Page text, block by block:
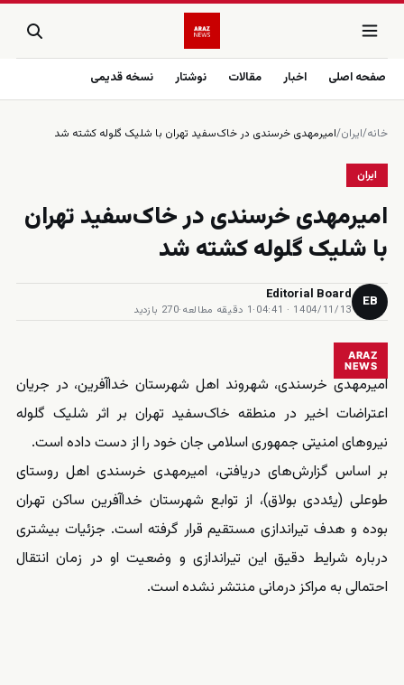
صفحه اصلی اخبار مقالات نوشتار نسخه قدیمی
خانه/ایران/امیرمهدی خرسندی در خاک‌سفید تهران با شلیک گلوله کشته شد
ایران
امیرمهدی خرسندی در خاک‌سفید تهران
با شلیک گلوله کشته شد
EB
Editorial Board
1404/11/13 · 04:41
·1 دقیقه مطالعه ·270 بازدید
ARAZ
NEWS
امیرمهدی خرسندی، شهروند اهل شهرستان خداآفرین، در جریان
اعتراضات اخیر در منطقه خاک‌سفید تهران بر اثر شلیک گلوله
نیروهای امنیتی جمهوری اسلامی جان خود را از دست داده است.
بر اساس گزارش‌های دریافتی، امیرمهدی خرسندی اهل روستای
طوعلی (یئددی بولاق)، از توابع شهرستان خداآفرین ساکن تهران
بوده و هدف تیراندازی مستقیم قرار گرفته است. جزئیات بیشتری
درباره شرایط دقیق این تیراندازی و وضعیت او در زمان انتقال
احتمالی به مراکز درمانی منتشر نشده است.